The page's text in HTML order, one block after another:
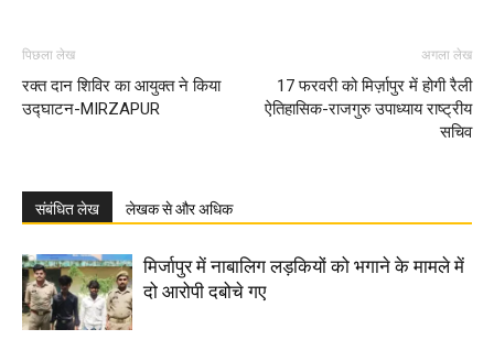
पिछला लेख
रक्त दान शिविर का आयुक्त ने किया
उद्घाटन-MIRZAPUR
अगला लेख
17 फरवरी को मिर्ज़ापुर में होगी रैली
ऐतिहासिक-राजगुरु उपाध्याय राष्ट्रीय
सचिव
संबंधित लेख लेखक से और अधिक
मिर्जापुर में नाबालिग लड़कियों को भगाने के मामले में
दो आरोपी दबोचे गए